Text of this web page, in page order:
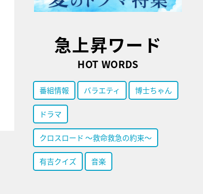
スキボタン
急上昇ワード
HOT WORDS
番組情報 バラエティ 博士ちゃん
ドラマ
クロスロード ～救命救急の約束～
有吉クイズ 音楽